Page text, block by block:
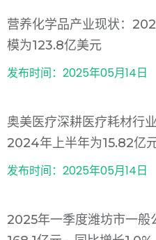
营养化学品产业现状：
模为123.8亿美元
发布时间：2025年05月14日
奥美医疗深耕医疗耗材行
2024年上半年为15.82亿
发布时间：2025年05月14日
2025年一季度潍坊市一般